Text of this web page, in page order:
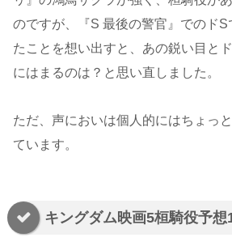
のですが、『S 最後の警官』でのドS
たことを想い出すと、あの鋭い目と
にはまるのは？と思い直しました。
ただ、声においは個人的にはちょっ
ています。
キングダム映画5桓騎役予想